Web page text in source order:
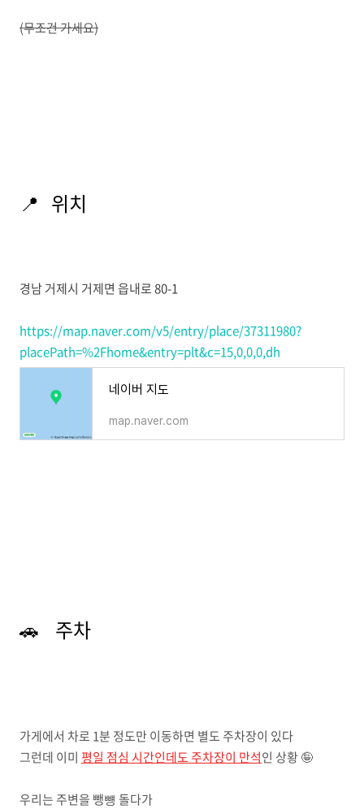
(무조건 가세요)
📍 위치
경남 거제시 거제면 읍내로 80-1
https://map.naver.com/v5/entry/place/37311980?
placePath=%2Fhome&entry=plt&c=15,0,0,0,dh
네이버 지도
map.naver.com
🚗 주차
가게에서 차로 1분 정도만 이동하면 별도 주차장이 있다
그런데 이미 평일 점심 시간인데도 주차장이 만석인 상황 🤪
우리는 주변을 뺑뻉 돌다가